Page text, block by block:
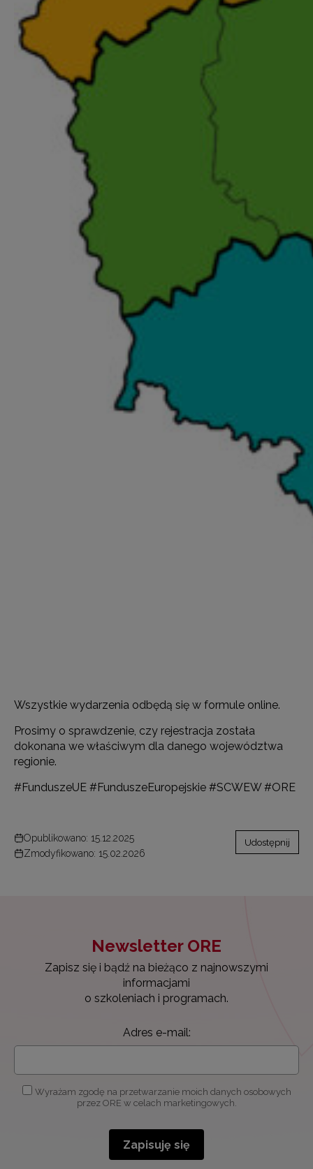
Wszystkie wydarzenia odbędą się w formule online.
Prosimy o sprawdzenie, czy rejestracja została
dokonana we właściwym dla danego województwa
regionie.
#FunduszeUE #FunduszeEuropejskie #SCWEW #ORE
Opublikowano: 15.12.2025
Zmodyfikowano: 15.02.2026
Udostępnij
Newsletter ORE
Zapisz się i bądź na bieżąco z najnowszymi
informacjami
o szkoleniach i programach.
Adres e-mail:
Wyrażam zgodę na przetwarzanie moich danych osobowych
przez ORE w celach marketingowych.
Zapisuję się